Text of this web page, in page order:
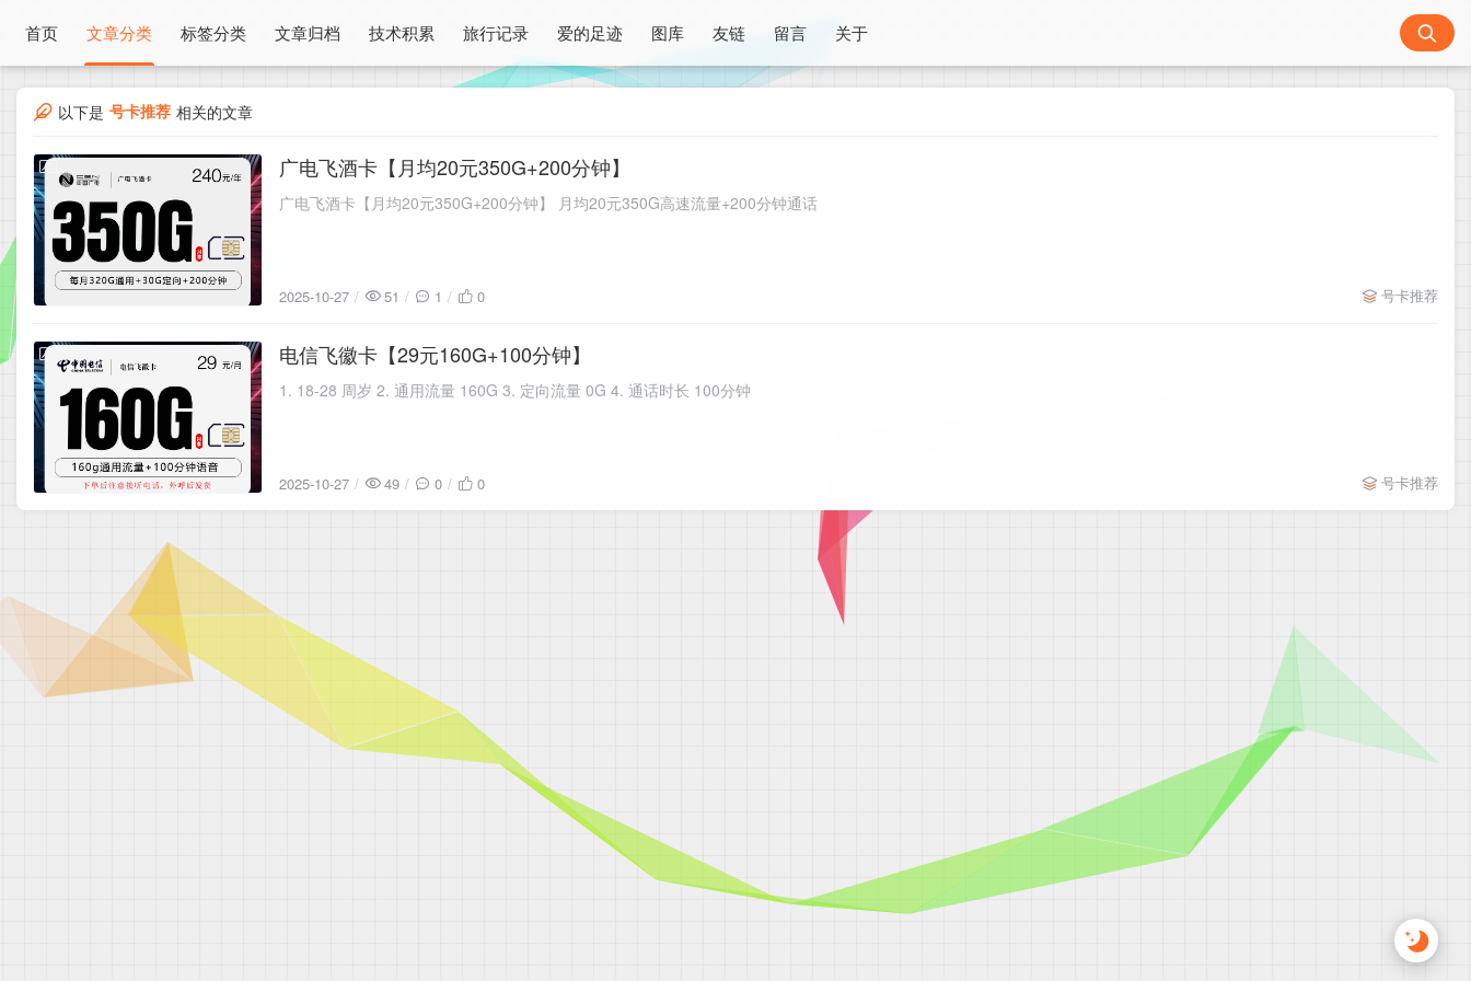
首页 文章分类 标签分类 文章归档 技术积累 旅行记录 爱的足迹 图库 友链 留言 关于
以下是 号卡推荐 相关的文章
2025-10-27
广电飞酒卡【月均20元350G+200分钟】
广电飞酒卡【月均20元350G+200分钟】 月均20元350G高速流量+200分钟通话
2025-10-27 51 1 0 号卡推荐
2025-10-27
电信飞徽卡【29元160G+100分钟】
1. 18-28 周岁 2. 通用流量 160G 3. 定向流量 0G 4. 通话时长 100分钟
2025-10-27 49 0 0 号卡推荐